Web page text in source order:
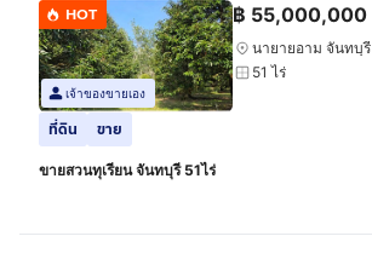
HOT
เจ้าของขายเอง
฿ 55,000,000
นายายอาม จันทบุรี
51 ไร่
ที่ดิน ขาย
ขายสวนทุเรียน จันทบุรี 51ไร่